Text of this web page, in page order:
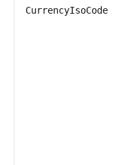
CurrencyIsoCode